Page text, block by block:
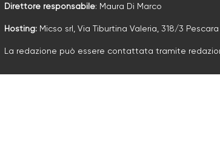
Direttore responsabile: Maura Di Marco
Hosting:Micso srl, Via Tiburtina Valeria, 318/3
La redazione può essere contattata tramite